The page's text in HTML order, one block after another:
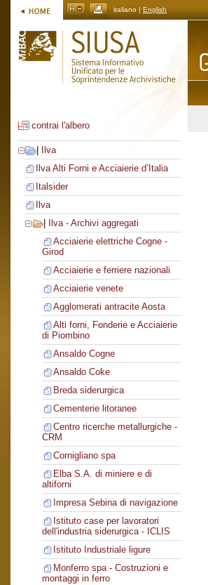
italiano | English
contrai l'albero
Ilva
Ilva Alti Forni e Acciaierie d’Italia
Italsider
Ilva
Ilva - Archivi aggregati
Acciaierie elettriche Cogne -
Girod
Acciaierie e ferriere nazionali
Acciaierie venete
Agglomerati antracite Aosta
Alti forni, Fonderie e Acciaierie
di Piombino
Ansaldo Cogne
Ansaldo Coke
Breda siderurgica
Cementerie litoranee
Centro ricerche metallurgiche -
CRM
Cornigliano spa
Elba S.A. di miniere e di
altiforni
Impresa Sebina di navigazione
Istituto case per lavoratori
dell'industria siderurgica - ICLIS
Istituto Industriale ligure
Monferro spa - Costruzioni e
montaggi in ferro